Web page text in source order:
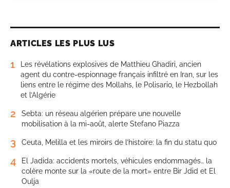
ARTICLES LES PLUS LUS
1
Les révélations explosives de Matthieu Ghadiri, ancien
agent du contre-espionnage français infiltré en Iran, sur les
liens entre le régime des Mollahs, le Polisario, le Hezbollah
et l’Algérie
2
Sebta: un réseau algérien prépare une nouvelle
mobilisation à la mi-août, alerte Stefano Piazza
3 Ceuta, Melilla et les miroirs de l’histoire: la fin du statu quo
4
El Jadida: accidents mortels, véhicules endommagés… la
colère monte sur la «route de la mort» entre Bir Jdid et El
Oulja